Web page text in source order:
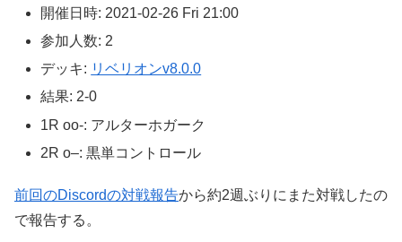
開催日時: 2021-02-26 Fri 21:00
参加人数: 2
デッキ: リベリオンv8.0.0
結果: 2-0
1R oo-: アルターホガーク
2R o–: 黒単コントロール
前回のDiscordの対戦報告から約2週ぶりにまた対戦したの
で報告する。